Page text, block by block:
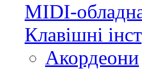
MIDI-
Клавішні
Акордеони